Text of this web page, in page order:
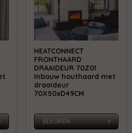
HEATCONNECT
FRONTHAARD
DRAAIDEUR 70Z01
Inbouw houthaard met
draaideur
70X50xD49CM
BEKIJKEN